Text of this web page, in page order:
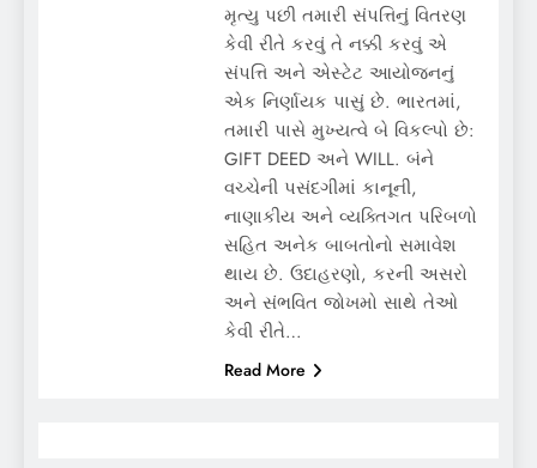
મૃત્યુ પછી તમારી સંપત્તિનું વિતરણ
કેવી રીતે કરવું તે નક્કી કરવું એ
સંપત્તિ અને એસ્ટેટ આયોજનનું
એક નિર્ણાયક પાસું છે. ભારતમાં,
તમારી પાસે મુખ્યત્વે બે વિકલ્પો છે:
GIFT DEED અને WILL. બંને
વચ્ચેની પસંદગીમાં કાનૂની,
નાણાકીય અને વ્યક્તિગત પરિબળો
સહિત અનેક બાબતોનો સમાવેશ
થાય છે. ઉદાહરણો, કરની અસરો
અને સંભવિત જોખમો સાથે તેઓ
કેવી રીતે…
Read More